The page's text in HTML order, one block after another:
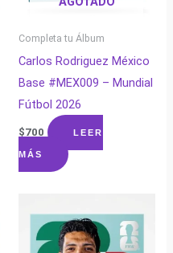
Completa tu Álbum
Carlos Rodriguez México
Base #MEX009 – Mundial
Fútbol 2026
$700 LEER
MÁS